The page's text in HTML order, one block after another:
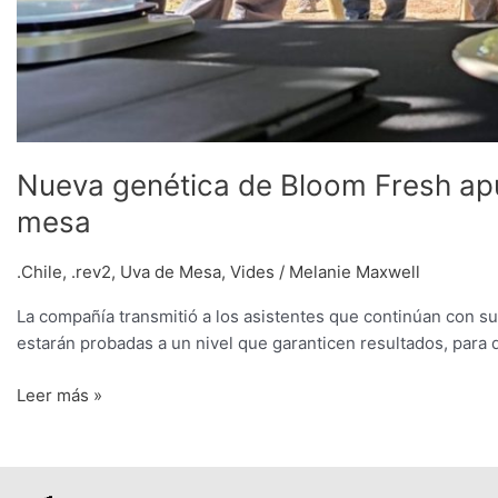
Nueva genética de Bloom Fresh
mesa
.Chile, .rev2, Uva de Mesa, Vides / Melanie Maxwell
La compañía transmitió a los asistentes que continúan con
estarán probadas a un nivel que garanticen resultados,
Leer más »